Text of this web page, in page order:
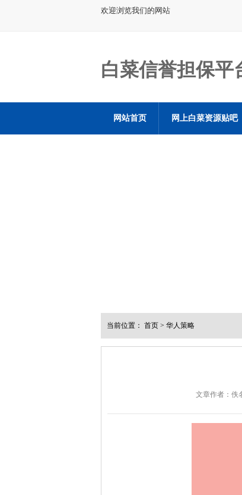
欢迎浏览我们的网站
白菜信誉担保平
网站首页 网上白菜资源贴吧
当前位置： 首页 > 华人策略
文章作者：佚